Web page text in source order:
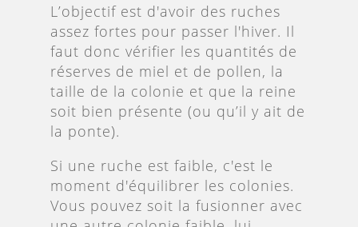
L’objectif est d'avoir des ruches
assez fortes pour passer l'hiver. Il
faut donc vérifier les quantités de
réserves de miel et de pollen, la
taille de la colonie et que la reine
soit bien présente (ou qu’il y ait de
la ponte).
Si une ruche est faible, c'est le
moment d'équilibrer les colonies.
Vous pouvez soit la fusionner avec